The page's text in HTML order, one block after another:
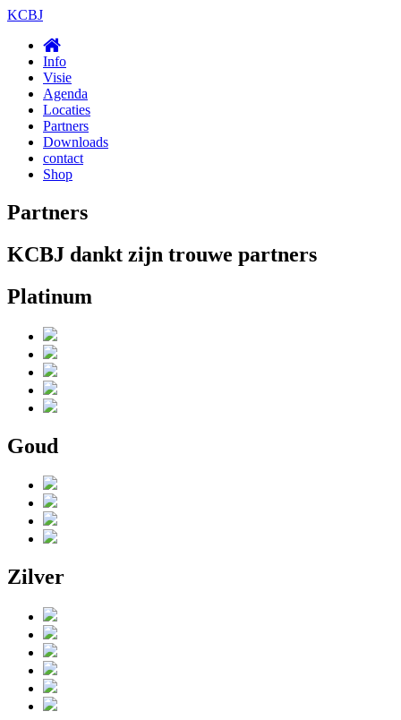
KCBJ
Info
Visie
Agenda
Locaties
Partners
Downloads
contact
Shop
Partners
KCBJ dankt zijn trouwe partners
Platinum
Goud
Zilver